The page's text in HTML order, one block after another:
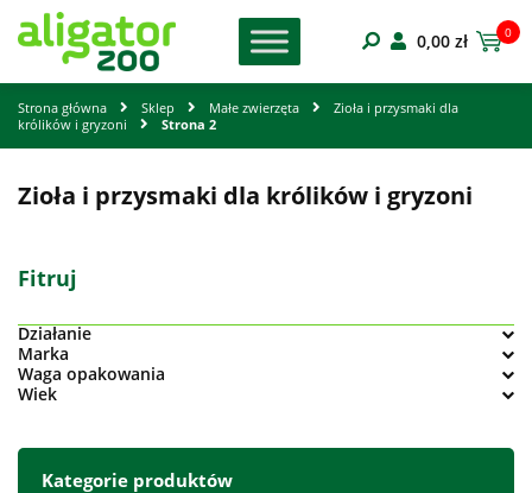
0,00 zł 0
Strona główna Sklep Małe zwierzęta
Zioła i przysmaki dla
królików i gryzoni
Strona 2
Zioła i przysmaki dla królików i gryzoni
Fitruj
Działanie
Marka
Waga opakowania
Wiek
Kategorie produktów